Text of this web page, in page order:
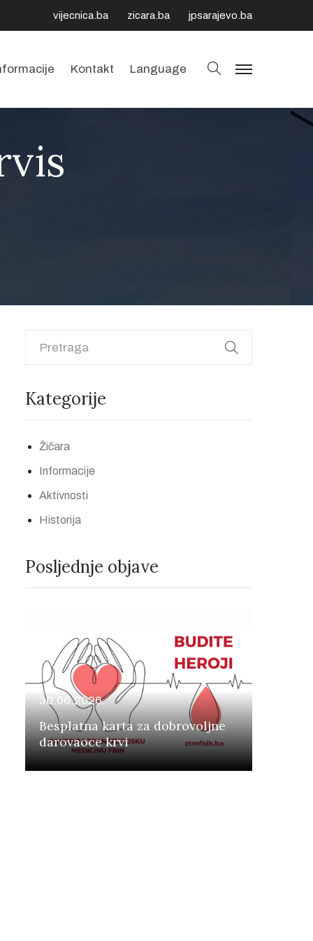
vijecnica.ba zicara.ba jpsarajevo.ba
Kontakt Language Pretraga
Navigacija
Kategorije
Žičara
Informacije
Aktivnosti
Historija
Posljednje objave
30.06.2026.
Besplatna karta za dobrovoljne
darovaoce krvi